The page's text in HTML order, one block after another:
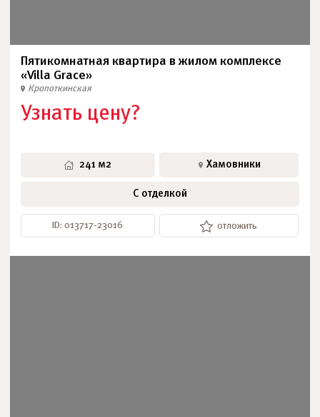
Пятикомнатная квартира в жилом комплексе
«Villa Grace»
Кропоткинская
Узнать цену?
241 м2 Хамовники
С отделкой
ID: 013717-23016 отложить